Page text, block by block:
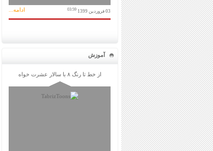
03 فروردین 1399 03:59 ادامه...
آموزش
از خط تا رنگ ۸ با سالار عشرت خواه